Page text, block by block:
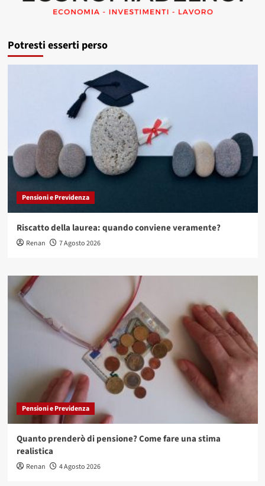
Potresti esserti perso
Pensioni e Previdenza
Riscatto della laurea: quando conviene veramente?
Renan 7 Agosto 2026
Pensioni e Previdenza
Quanto prenderò di pensione? Come fare una stima
realistica
Renan 4 Agosto 2026